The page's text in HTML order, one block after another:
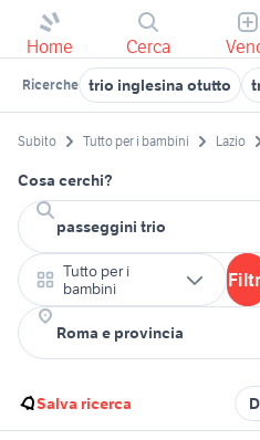
Home Cerca
Ricerche trio inglesina otutto
Subito Tutto per i bambini Lazio
Cosa cerchi?
Tutto per i
bambini
Salva ricerca